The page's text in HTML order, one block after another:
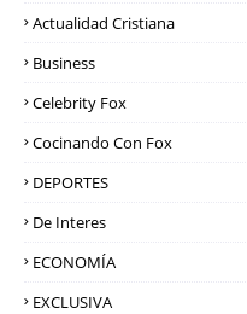
Actualidad Cristiana
Business
Celebrity Fox
Cocinando Con Fox
DEPORTES
De Interes
ECONOMÍA
EXCLUSIVA